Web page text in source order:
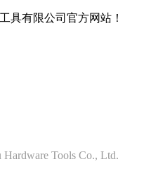
具有限公司官方网站！
Tools Co., Ltd.